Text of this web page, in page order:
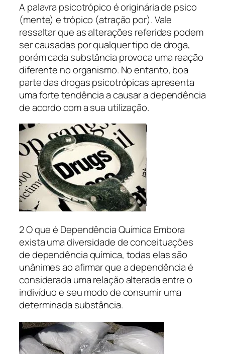
A palavra psicotrópico é originária de psico
(mente) e trópico (atração por). Vale
ressaltar que as alterações referidas podem
ser causadas por qualquer tipo de droga,
porém cada substância provoca uma reação
diferente no organismo. No entanto, boa
parte das drogas psicotrópicas apresenta
uma forte tendência a causar a dependência
de acordo com a sua utilização.
2 O que é Dependência Química Embora
exista uma diversidade de conceituações
de dependência química, todas elas são
unânimes ao afirmar que a dependência é
considerada uma relação alterada entre o
indivíduo e seu modo de consumir uma
determinada substância.